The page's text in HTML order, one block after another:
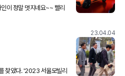
빨리
23.04.04
찾았다. '2023 서울모빌리